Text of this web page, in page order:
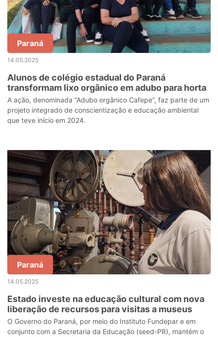
Paraná
14.05.2025
Alunos de colégio estadual do Paraná
transformam lixo orgânico em adubo para horta
A ação, denominada “Adubo orgânico Cafepe”, faz parte de um
projeto integrado de conscientização e educação ambiental
que teve início em 2024.
Paraná
14.05.2025
Estado investe na educação cultural com nova
liberação de recursos para visitas a museus
O Governo do Paraná, por meio do Instituto Fundepar e em
conjunto com a Secretaria da Educação (seed-PR), mantém o